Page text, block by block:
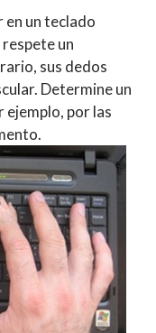
en un teclado
respete un
sus dedos
Determine un
ejemplo, por las